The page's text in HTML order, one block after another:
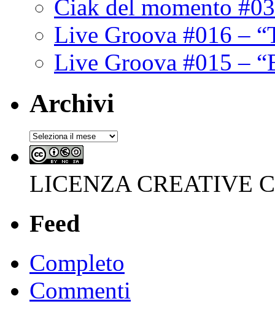
Ciak del momento
Live Groova #016 –
Live Groova #015 –
Archivi
Archivi
LICENZA CREATIVE
Feed
Completo
Commenti